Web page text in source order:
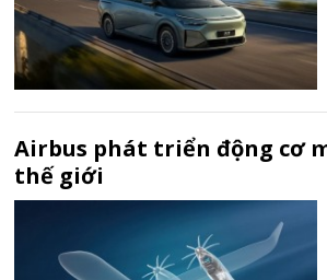
Airbus phát triển động cơ
thế giới